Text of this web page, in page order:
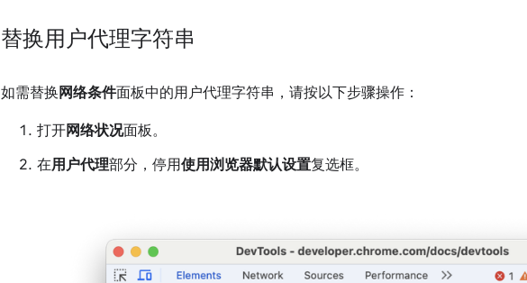
替换用户代理字符串
如需替换 网络条件面板中的用户代理字符串，请按以下步骤操作：
打开网络状况面板。
在用户代理部分，停用使用浏览器默认设置复选框。